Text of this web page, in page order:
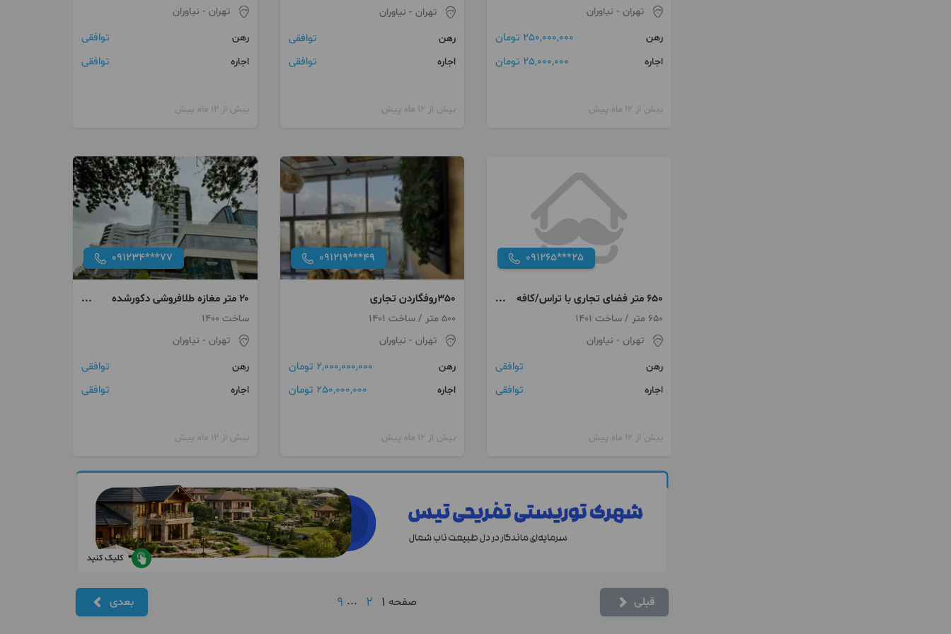
تهران - نیاوران
رهن
250,000,000 تومان
اجاره 25,000,000 تومان
بیش از 12 ماه پیش
تهران- نیاوران
رهن
توافقی
اجاره توافقی
بیش از 12 ماه پیش
تهران - نیاوران
رهن
توافقی
اجاره توافقی
بیش از 12 ماه پیش
091265***25
650 متر فضای تجاری با تراس/کافه
رستوران برند
650 متر / ساخت 1401
تهران - نیاوران
رهن
توافقی
اجاره توافقی
بیش از 12 ماه پیش
091219***49
350روفگاردن تجاری
500 متر / ساخت 1401
تهران- نیاوران
رهن
2,000,000,000 تومان
اجاره 250,000,000 تومان
بیش از 12 ماه پیش
091234***77
۲۰ متر مغازه طلافروشی دکورشده
اطلس مال نیاوران
ساخت 1400
تهران - نیاوران
رهن
توافقی
اجاره توافقی
بیش از 12 ماه پیش
کلیک کنید
قبلی صفحه 1
2
...
9 بعدی